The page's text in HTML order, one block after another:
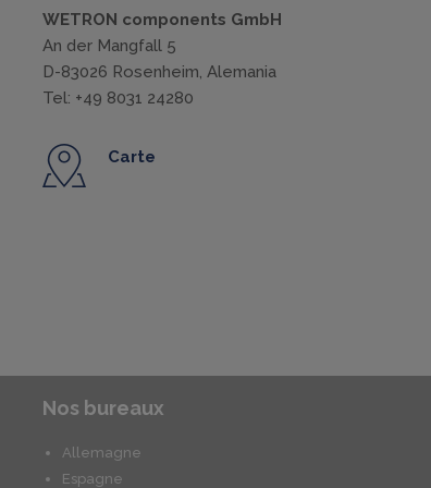
WETRON components GmbH
An der Mangfall 5
D-83026 Rosenheim, Alemania
Tel: +49 8031 24280
Carte
Nos bureaux
Allemagne
Espagne